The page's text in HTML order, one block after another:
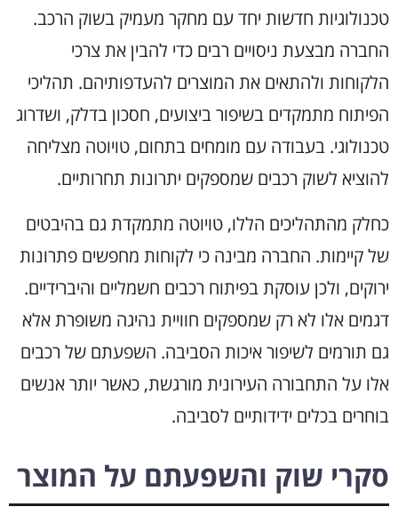
טכנולוגיות חדשות יחד עם מחקר מעמיק בשוק הרכב.
החברה מבצעת ניסויים רבים כדי להבין את צרכי
הלקוחות ולהתאים את המוצרים להעדפותיהם. תהליכי
הפיתוח מתמקדים בשיפור ביצועים, חסכון בדלק, ושדרוג
טכנולוגי. בעבודה עם מומחים בתחום, טויוטה מצליחה
להוציא לשוק רכבים שמספקים יתרונות תחרותיים.
כחלק מהתהליכים הללו, טויוטה מתמקדת גם בהיבטים
של קיימות. החברה מבינה כי לקוחות מחפשים פתרונות
ירוקים, ולכן עוסקת בפיתוח רכבים חשמליים והיברידיים.
דגמים אלו לא רק שמספקים חוויית נהיגה משופרת אלא
גם תורמים לשיפור איכות הסביבה. השפעתם של רכבים
אלו על התחבורה העירונית מורגשת, כאשר יותר אנשים
בוחרים בכלים ידידותיים לסביבה.
סקרי שוק והשפעתם על המוצר